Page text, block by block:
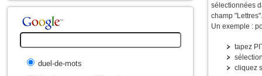
duel-de-mots
sélectionnées
champ "Lettres".
Un exemple :
tapez
cliquez